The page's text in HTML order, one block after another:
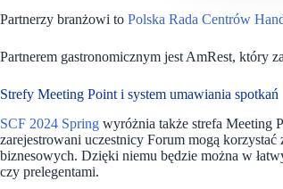
Partnerzy branżowi to Polska Rada Centrów
Partnerem gastronomicznym jest AmRest, który
Strefy Meeting Point i system umawiania spotkań
SCF 2024 Spring wyróżnia także strefa Meeting
zarejestrowani uczestnicy Forum mogą
biznesowych. Dzięki niemu będzie można w
czy prelegentami.